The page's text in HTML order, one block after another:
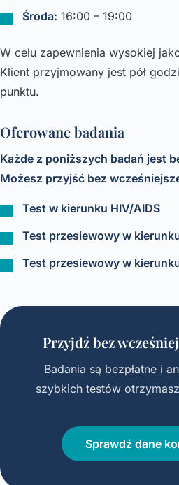
Środa: 16:00 – 19:00
W celu zapewnienia wysokiej
Klient przyjmowany jest pół
punktu.
Oferowane badania
Każde z poniższych badań jest
Możesz przyjść bez
Test w kierunku HIV/AIDS
Test przesiewowy w
Test przesiewowy w
Przyjdź bez
Badania są bezpłatne i
szybkich testów
Sprawdź dane